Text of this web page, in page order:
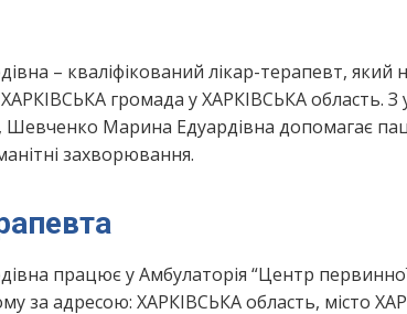
– кваліфікований лікар-терапевт,
громада у ХАРКІВСЬКА область.
Шевченко Марина Едуардівна допомагає
захворювання.
працює у Амбулаторія “Центр
за адресою: ХАРКІВСЬКА область, місто